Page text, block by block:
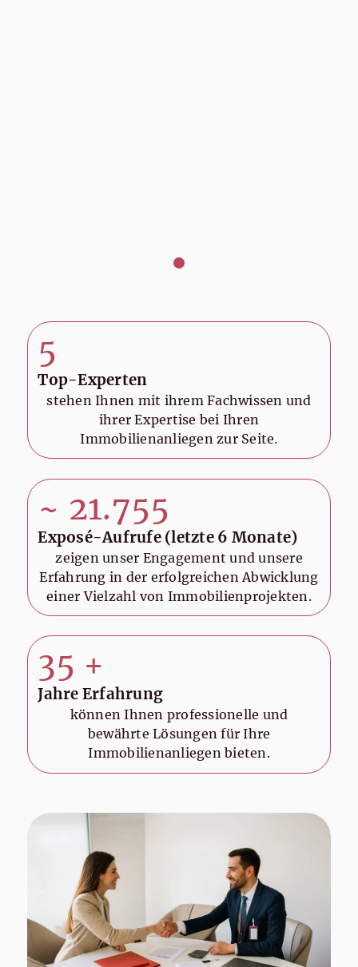
Da fehlt doch noch jemand ...
natürlich, Sie!
Wir wollen unsere
5
Top-Experten
stehen Ihnen mit ihrem Fachwissen und
ihrer Expertise bei Ihren
Immobilienanliegen zur Seite.
~ 21.755
Exposé-Aufrufe (letzte 6 Monate)
zeigen unser Engagement und unsere
Erfahrung in der erfolgreichen Abwicklung
einer Vielzahl von Immobilienprojekten.
35 +
Jahre Erfahrung
können Ihnen professionelle und
bewährte Lösungen für Ihre
Immobilienanliegen bieten.